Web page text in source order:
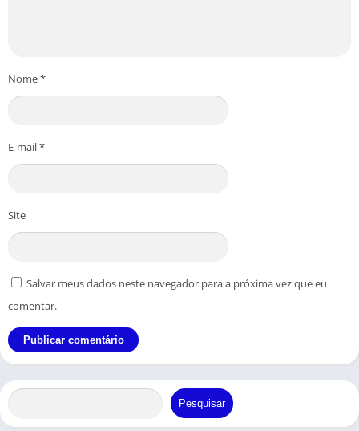
Nome*
E-mail*
Site
Salvar meus dados neste navegador para a próxima vez que eu
comentar.
Pesquisar